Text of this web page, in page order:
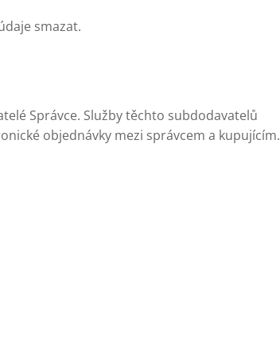
smazat.
Správce. Služby těchto subdodavatelů
objednávky mezi správcem a kupujícím.